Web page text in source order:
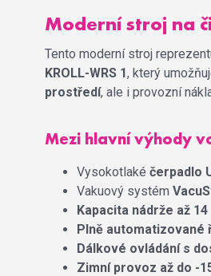
Moderní stroj na
Tento moderní stroj
KROLL-WRS 1, který
prostředí, ale i provozní
Mezi hlavní výhody
Vysokotlaké čerpadlo
Vakuový systém
Kapacita nádrže až
Plně automatizované
Dálkové ovládání s
Zimní provoz až do -